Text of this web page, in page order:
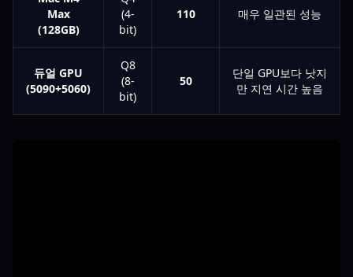
Max
(128GB)
(4-
bit)
110 매우 일관된 성능
듀얼 GPU
(5090+5060)
Q8
(8-
bit)
50
단일 GPU보다 낫지
만 지연 시간 높음